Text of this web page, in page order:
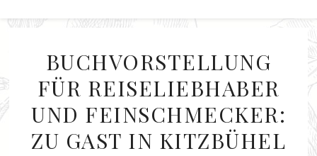
BUCHVORSTELLUNG
FÜR REISELIEBHABER
UND FEINSCHMECKER:
ZU GAST IN KITZBÜHEL